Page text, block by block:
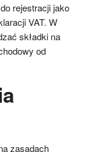
rejestracji jako
VAT. W
składki na
od
zasadach